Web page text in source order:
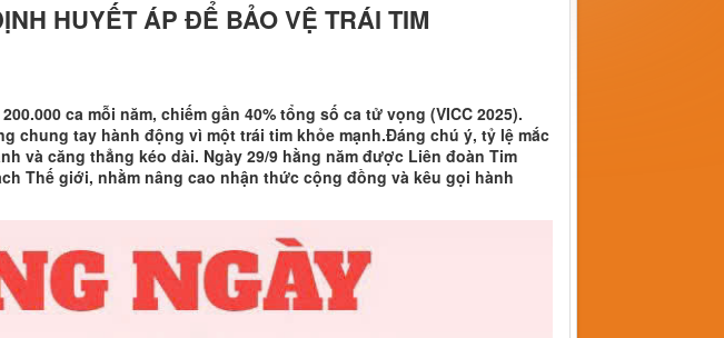
HUYẾT ÁP ĐỂ BẢO VỆ TRÁI TIM
ca mỗi năm, chiếm gần 40% tổng số ca tử vọng (VICC 2025).
chung tay hành động vì một trái tim khỏe mạnh.Đáng chú ý, tỷ lệ mắc
và căng thẳng kéo dài. Ngày 29/9 hằng năm được Liên đoàn Tim
Thế giới, nhằm nâng cao nhận thức cộng đồng và kêu gọi hành